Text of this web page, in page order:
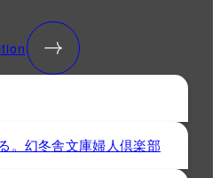
。幻冬舎文庫婦人倶楽部